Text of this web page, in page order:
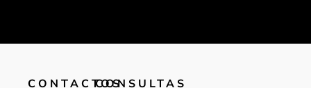
CONTACTOSCONSULTAS